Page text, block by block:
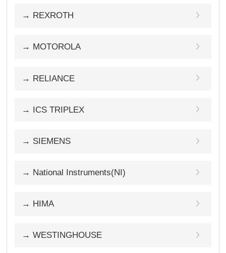
→ REXROTH
→ MOTOROLA
→ RELIANCE
→ ICS TRIPLEX
→ SIEMENS
→ National Instruments(NI)
→ HIMA
→ WESTINGHOUSE